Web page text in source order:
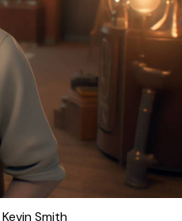
Kevin Smith